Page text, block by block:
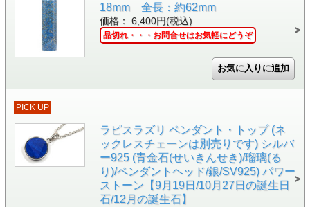
18mm 全長：約62mm
価格： 6,400円(税込)
品切れ・・・お問合せはお気軽にどうぞ
PICK UP
ラピスラズリ ペンダント・トップ (ネ
ックレスチェーンは別売りです) シルバ
ー925 (青金石(せいきんせき)/瑠璃(る
り)/ペンダントヘッド/銀/SV925) パワー
ストーン【9月19日/10月27日の誕生日
石/12月の誕生石】